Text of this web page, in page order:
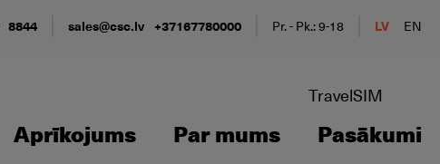
8844 sales@csc.lv +37167780000 Pr. - Pk.: 9-18 LV EN
TravelSIM
Aprīkojums Par mums Pasākumi